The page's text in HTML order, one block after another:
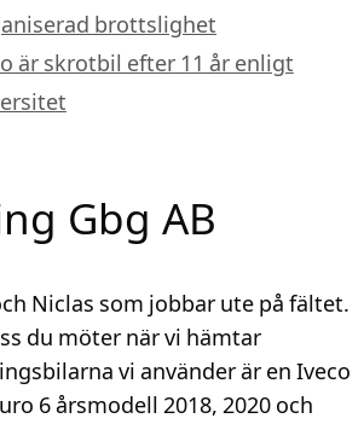
brottslighet
är skrotbil efter 11 år enligt
Gbg AB
Niclas som jobbar ute på fältet.
du möter när vi hämtar
vi använder är en Iveco
6 årsmodell 2018, 2020 och